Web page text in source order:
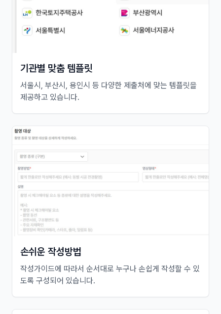
기관별 맞춤 템플릿
서울시, 부산시, 용인시 등 다양한 제출처에 맞는 템플릿을
제공하고 있습니다.
손쉬운 작성방법
작성가이드에 따라서 순서대로 누구나 손쉽게 작성할 수 있
도록 구성되어 있습니다.